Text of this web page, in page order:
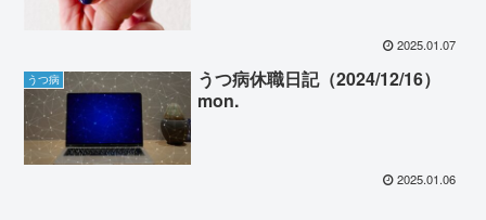
2025.01.07
うつ病
うつ病休職日記（2024/12/16）
mon.
2025.01.06